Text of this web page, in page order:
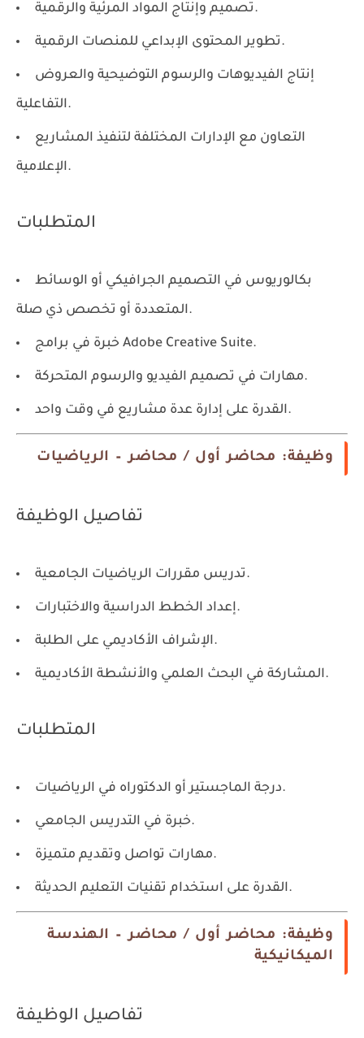
تصميم وإنتاج المواد المرئية والرقمية.
تطوير المحتوى الإبداعي للمنصات الرقمية.
إنتاج الفيديوهات والرسوم التوضيحية والعروض
التفاعلية.
التعاون مع الإدارات المختلفة لتنفيذ المشاريع
الإعلامية.
المتطلبات
بكالوريوس في التصميم الجرافيكي أو الوسائط
المتعددة أو تخصص ذي صلة.
خبرة في برامج Adobe Creative Suite.
مهارات في تصميم الفيديو والرسوم المتحركة.
القدرة على إدارة عدة مشاريع في وقت واحد.
وظيفة: محاضر أول / محاضر – الرياضيات
تفاصيل الوظيفة
تدريس مقررات الرياضيات الجامعية.
إعداد الخطط الدراسية والاختبارات.
الإشراف الأكاديمي على الطلبة.
المشاركة في البحث العلمي والأنشطة الأكاديمية.
المتطلبات
درجة الماجستير أو الدكتوراه في الرياضيات.
خبرة في التدريس الجامعي.
مهارات تواصل وتقديم متميزة.
القدرة على استخدام تقنيات التعليم الحديثة.
وظيفة: محاضر أول / محاضر – الهندسة
الميكانيكية
تفاصيل الوظيفة